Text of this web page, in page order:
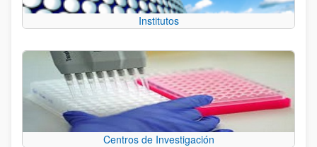
Institutos
Centros de Investigación